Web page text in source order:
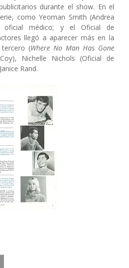
durante el show. En el
como Yeoman Smith (Andrea
oficial médico; y el Oficial de
llegó a aparecer más en la
(Where No Man Has Gone
Nichelle Nichols (Oficial de
Rand.